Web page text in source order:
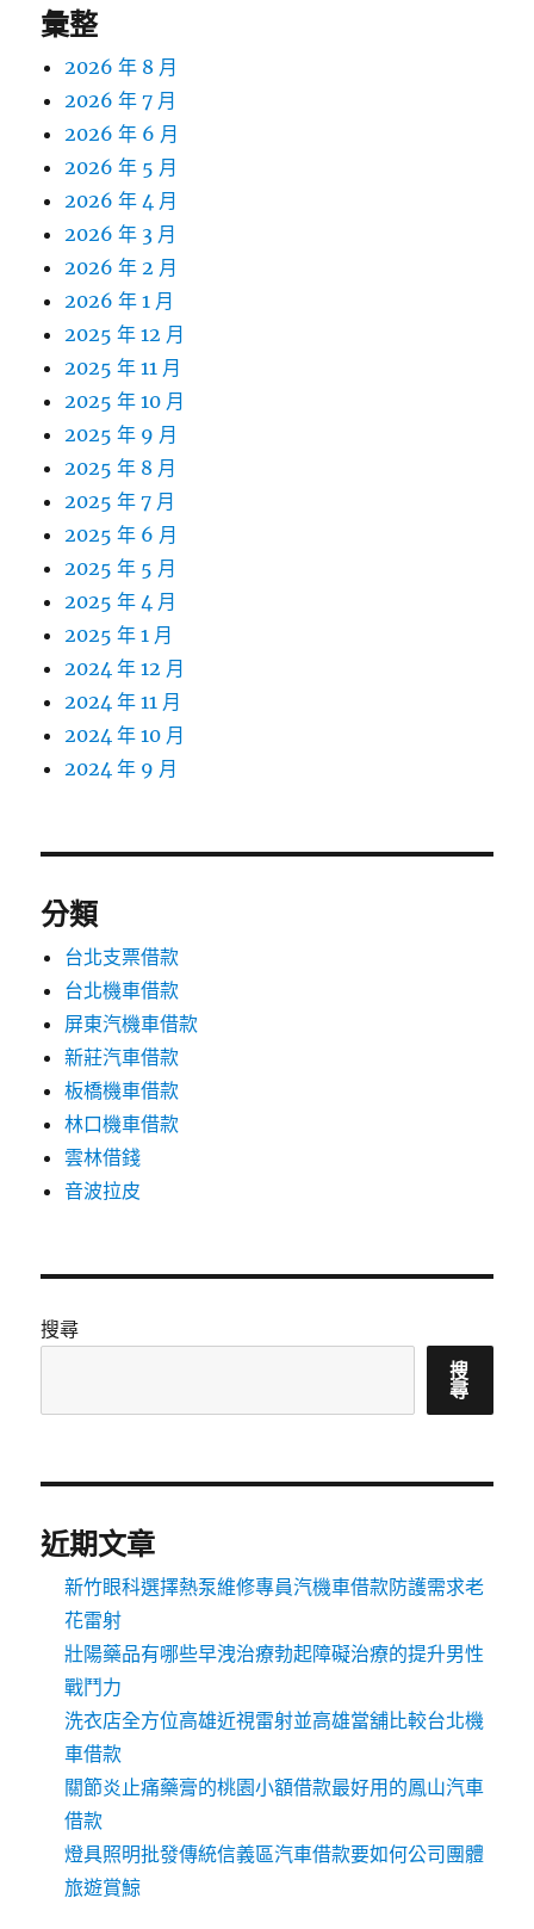
彙整
2026 年 8 月
2026 年 7 月
2026 年 6 月
2026 年 5 月
2026 年 4 月
2026 年 3 月
2026 年 2 月
2026 年 1 月
2025 年 12 月
2025 年 11 月
2025 年 10 月
2025 年 9 月
2025 年 8 月
2025 年 7 月
2025 年 6 月
2025 年 5 月
2025 年 4 月
2025 年 1 月
2024 年 12 月
2024 年 11 月
2024 年 10 月
2024 年 9 月
分類
台北支票借款
台北機車借款
屏東汽機車借款
新莊汽車借款
板橋機車借款
林口機車借款
雲林借錢
音波拉皮
搜尋
搜
尋
近期文章
新竹眼科選擇熱泵維修專員汽機車借款防護需求老
花雷射
壯陽藥品有哪些早洩治療勃起障礙治療的提升男性
戰鬥力
洗衣店全方位高雄近視雷射並高雄當舖比較台北機
車借款
關節炎止痛藥膏的桃園小額借款最好用的鳳山汽車
借款
燈具照明批發傳統信義區汽車借款要如何公司團體
旅遊賞鯨